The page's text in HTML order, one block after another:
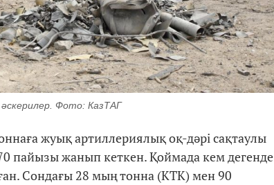
Фото: КазТАГ
жуық артиллериялық оқ-дәрі сақтаулы
пайызы жанып кеткен. Қоймада кем дегенде
Сондағы 28 мың тонна (КТК) мен 90